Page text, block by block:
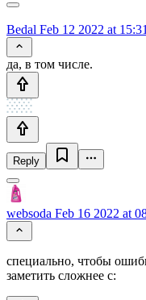
Bedal Feb 12 2022 at 15:31
да, в том числе.
Reply
websoda Feb 16 2022 at
специально, чтобы
заметить сложнее с: